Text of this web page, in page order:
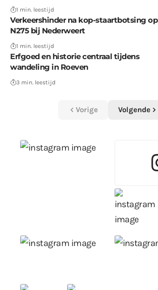
1 min. leestijd
Verkeershinder na kop-staartbotsing op
N275 bij Nederweert
1 min. leestijd
Erfgoed en historie centraal tijdens
wandeling in Roeven
3 min. leestijd
Vorige Volgende